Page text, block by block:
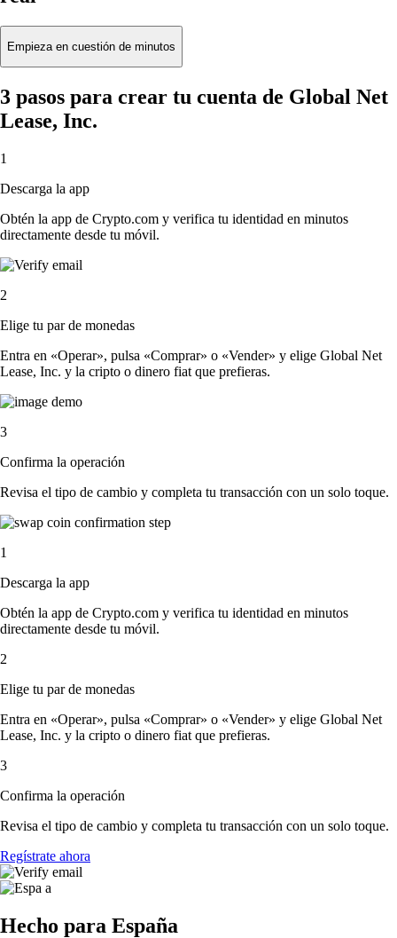
Empieza en cuestión de minutos
3 pasos para crear tu cuenta de Global Net
Lease, Inc.
1
Descarga la app
Obtén la app de Crypto.com y verifica tu identidad en minutos
directamente desde tu móvil.
2
Elige tu par de monedas
Entra en «Operar», pulsa «Comprar» o «Vender» y elige Global Net
Lease, Inc. y la cripto o dinero fiat que prefieras.
3
Confirma la operación
Revisa el tipo de cambio y completa tu transacción con un solo toque.
1
Descarga la app
Obtén la app de Crypto.com y verifica tu identidad en minutos
directamente desde tu móvil.
2
Elige tu par de monedas
Entra en «Operar», pulsa «Comprar» o «Vender» y elige Global Net
Lease, Inc. y la cripto o dinero fiat que prefieras.
3
Confirma la operación
Revisa el tipo de cambio y completa tu transacción con un solo toque.
Regístrate ahora
Hecho para España